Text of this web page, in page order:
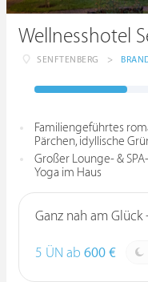
Wellnesshotel
SENFTENBERG >
Familiengeführtes
Pärchen, idyllische
Großer Lounge- &
Yoga im Haus
Ganz nah am
5 ÜN ab 600 €